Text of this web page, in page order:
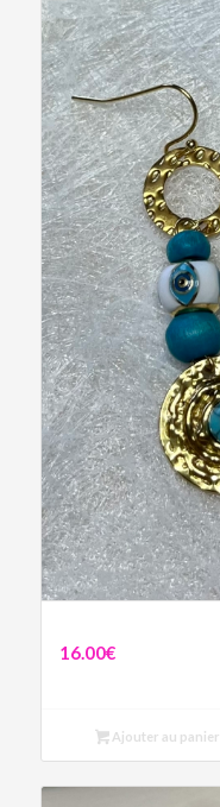
16.00€
Ajouter au panier